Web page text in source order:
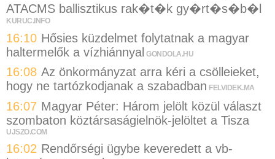
ATACMS ballisztikus rak�t�k gy�rt�s�b�l
KURUC.INFO
16:10 Hősies küzdelmet folytatnak a magyar
haltermelők a vízhiánnyal GONDOLA.HU
16:08 Az önkormányzat arra kéri a csölleieket,
hogy ne tartózkodjanak a szabadban FELVIDEK.MA
16:07 Magyar Péter: Három jelölt közül választ
szombaton köztársaságielnök-jelöltet a Tisza
UJSZO.COM
16:02 Rendőrségi ügybe keveredett a vb-